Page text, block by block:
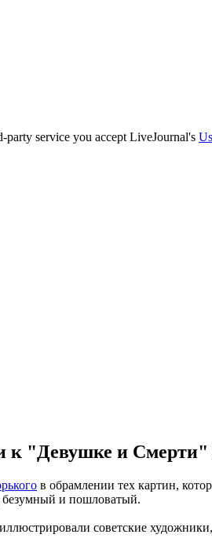
service you accept LiveJournal's
к "Девушке и
в обрамлении тех картин,
безумный и пошловатый.
советские